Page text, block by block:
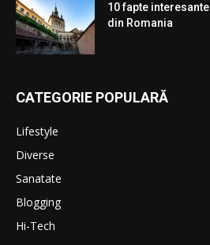
10 fapte
din Romania
CATEGORIE POPULARĂ
Lifestyle
Diverse
Sanatate
Blogging
Hi-Tech